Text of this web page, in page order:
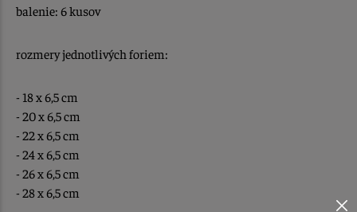
balenie: 6 kusov
rozmery jednotlivých foriem:
- 18 x 6,5 cm
- 20 x 6,5 cm
- 22 x 6,5 cm
- 24 x 6,5 cm
- 26 x 6,5 cm
- 28 x 6,5 cm